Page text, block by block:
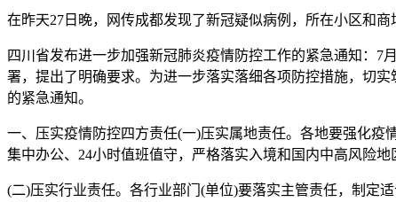
在昨天27日晚，网传成都发现了新冠疑似病例，所在小区和
四川省发布进一步加强新冠肺炎疫情防控工作的紧急通知：7
署，提出了明确要求。为进一步落实落细各项防控措施，切
的紧急通知。
一、压实疫情防控四方责任(一)压实属地责任。各地要强化
集中办公、24小时值班值守，严格落实入境和国内中高风险
(二)压实行业责任。各行业部门(单位)要落实主管责任，制定